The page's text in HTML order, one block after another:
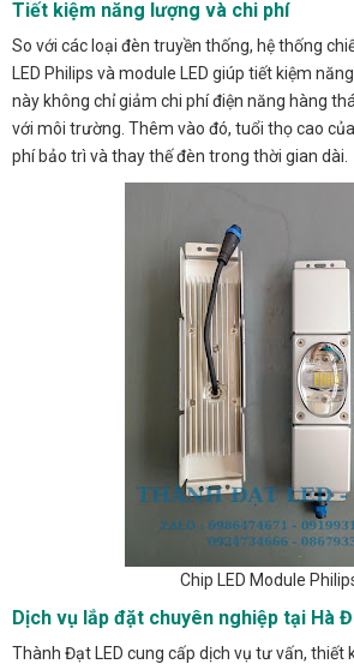
Tiết kiệm năng lượng và chi phí
So với các loại đèn truyền thống, hệ thống
LED Philips và module LED giúp tiết kiệm
này không chỉ giảm chi phí điện năng hàng
với môi trường. Thêm vào đó, tuổi thọ cao
phí bảo trì và thay thế đèn trong thời gian dài.
Chip LED Module
Dịch vụ lắp đặt chuyên nghiệp tại Hà
Thành Đạt LED cung cấp dịch vụ tư vấn, thiết